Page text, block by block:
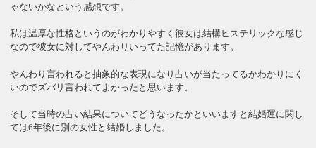
ゃないかなという感想です。
私は温厚な性格というのがわかりやすく彼女は結構ヒステリックな感じ
なので彼女に対してやんわりいってた記憶があります。
やんわり言われると抽象的な表現になり占いが当たってるかわかりにく
いのでズバリ言われてよかったと思います。
そして当時の占い結果についてどうなったかといいますと結婚運に関し
ては6年後に別の女性と結婚しました。